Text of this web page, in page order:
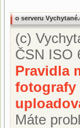
o serveru
(c)
ČSN ISO
Pravidla
fotografy
Máte